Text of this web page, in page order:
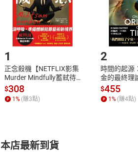
購書後，如何開始使用？
Step1.選擇閱讀載具
1
正念殺機【NETFLIX影集
Murder Mindfully蓄弒待
發】【電子書】
$308
1 % (賺3點)
2
時間的起源
金的最終理
$455
1 % (賺4點)
本店最新到貨